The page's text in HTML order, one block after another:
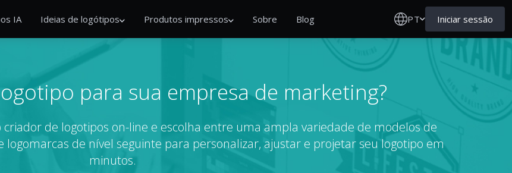
IA Ideias de logótipos Produtos impressos Sobre Blog PT Iniciar sessão
para sua empresa de marketing?
de logotipos on-line e escolha entre uma ampla variedade de modelos de
logomarcas de nível seguinte para personalizar, ajustar e projetar seu logotipo em
minutos.